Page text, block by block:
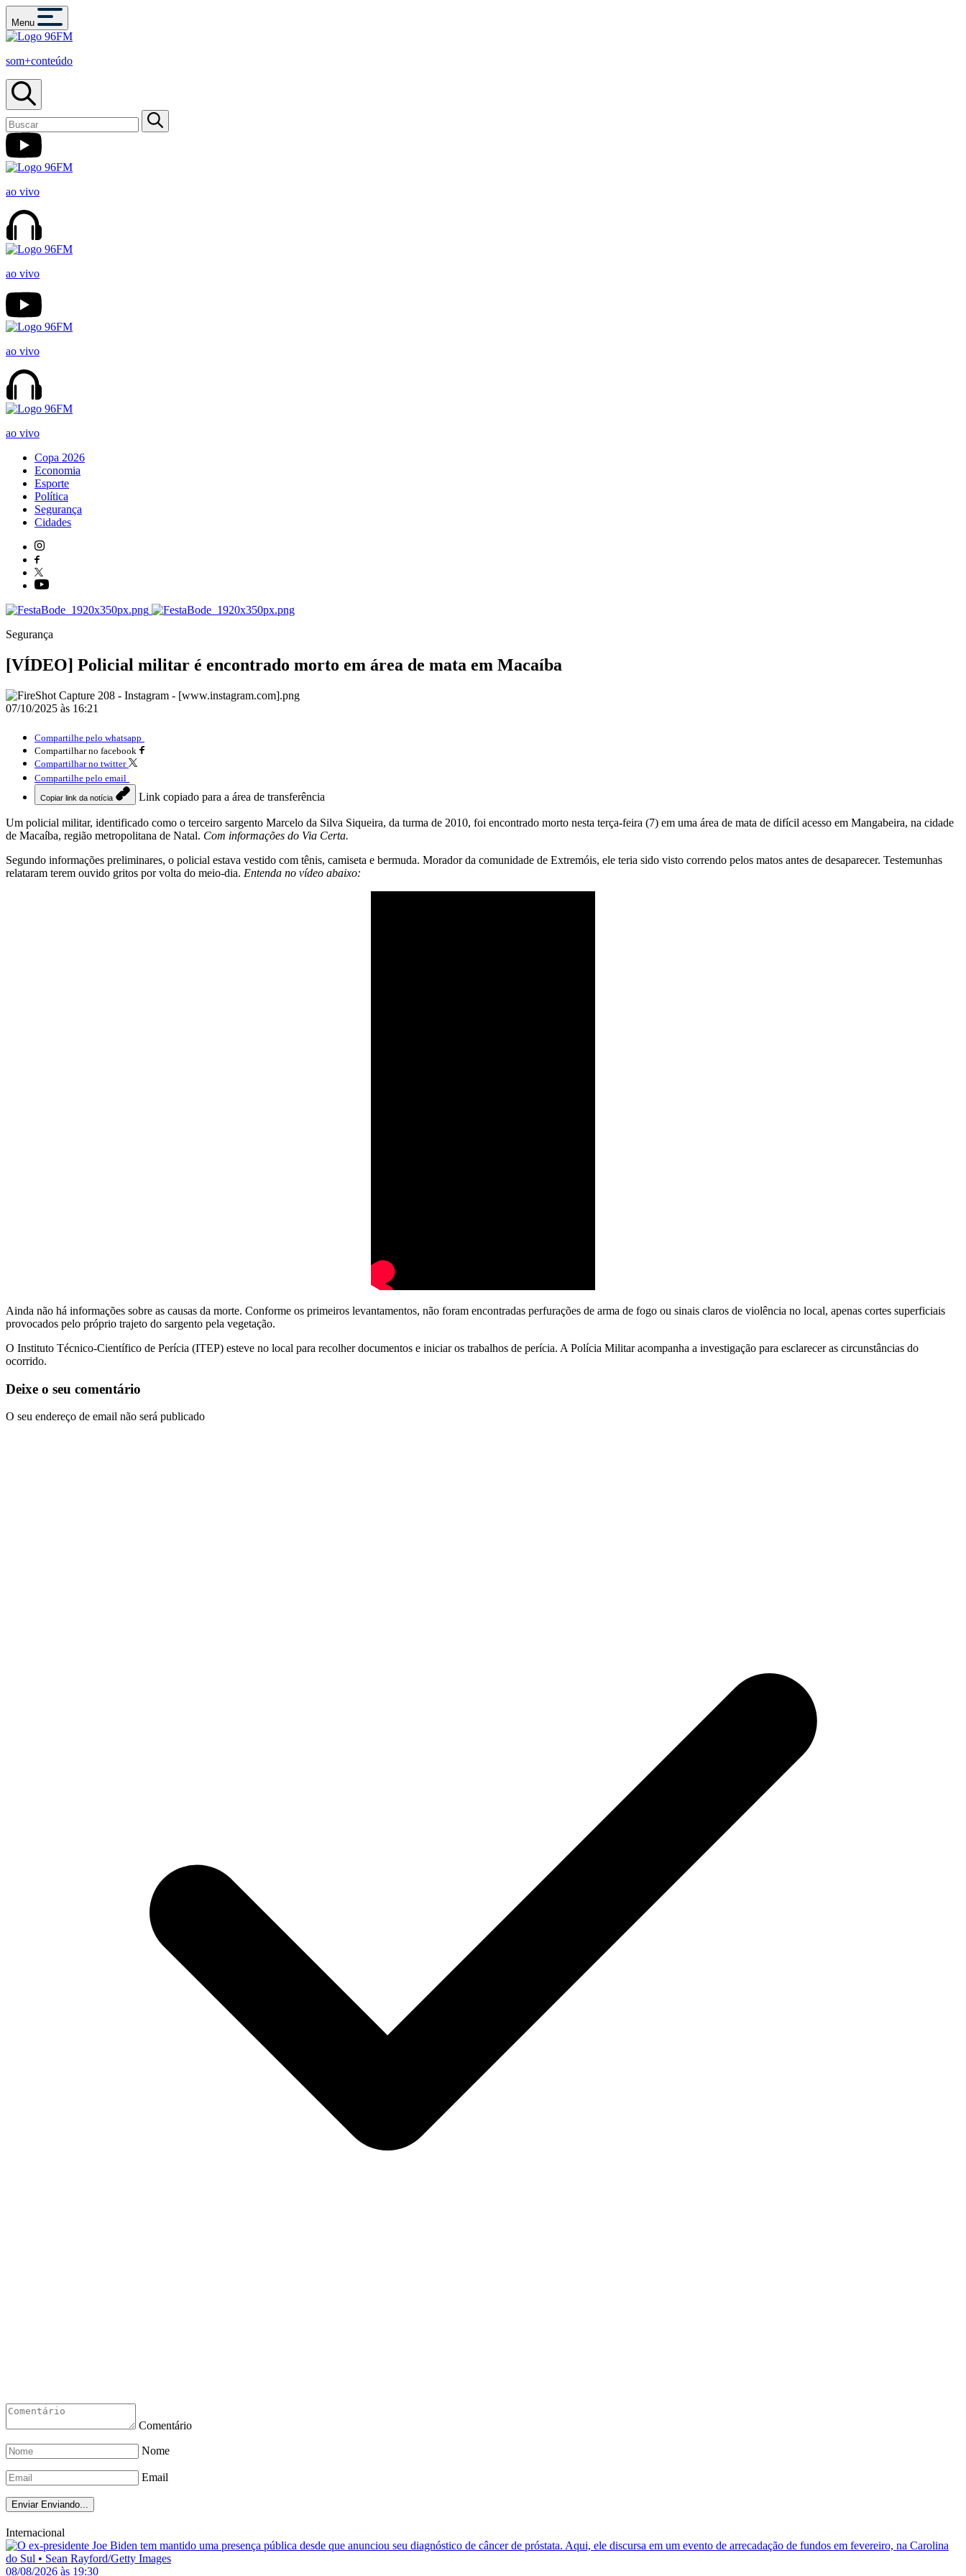
Menu
som+conteúdo
ao vivo
ao vivo
ao vivo
ao vivo
Copa 2026
Economia
Esporte
Política
Segurança
Cidades
Segurança
[VÍDEO] Policial militar é encontrado morto em área de mata em Macaíba
07/10/2025 às 16:21
Compartilhe pelo whatsapp
Compartilhar no facebook
Compartilhar no twitter
Compartilhe pelo email
Copiar link da notícia Link copiado para a área de transferência
Um policial militar, identificado como o terceiro sargento Marcelo da Silva Siqueira, da turma de 2010, foi encontrado morto nesta terça-feira (7) em uma área de mata de difícil acesso em Mangabeira, na cidade
de Macaíba, região metropolitana de Natal. Com informações do Via Certa.
Segundo informações preliminares, o policial estava vestido com tênis, camiseta e bermuda. Morador da comunidade de Extremóis, ele teria sido visto correndo pelos matos antes de desaparecer. Testemunhas
relataram terem ouvido gritos por volta do meio-dia. Entenda no vídeo abaixo:
Ainda não há informações sobre as causas da morte. Conforme os primeiros levantamentos, não foram encontradas perfurações de arma de fogo ou sinais claros de violência no local, apenas cortes superficiais
provocados pelo próprio trajeto do sargento pela vegetação.
O Instituto Técnico-Científico de Perícia (ITEP) esteve no local para recolher documentos e iniciar os trabalhos de perícia. A Polícia Militar acompanha a investigação para esclarecer as circunstâncias do
ocorrido.
Deixe o seu comentário
O seu endereço de email não será publicado
Comentário
Nome
Email
Enviar Enviando...
Internacional
08/08/2026 às 19:30